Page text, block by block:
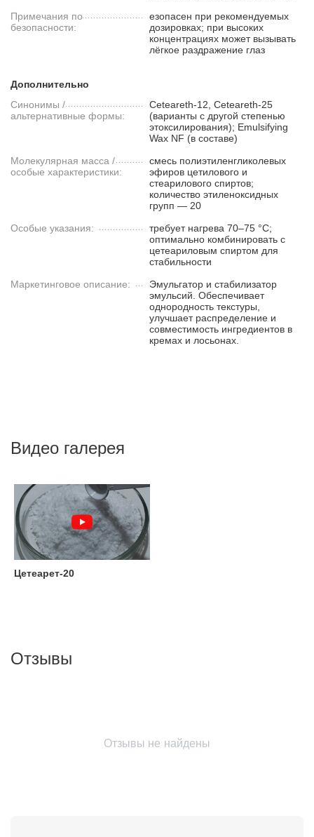
Примечания по
безопасности:
езопасен при рекомендуемых
дозировках; при высоких
концентрациях может вызывать
лёгкое раздражение глаз
Дополнительно
Синонимы /
альтернативные формы:
Ceteareth-12, Ceteareth-25
(варианты с другой степенью
этоксилирования); Emulsifying
Wax NF (в составе)
Молекулярная масса /
особые характеристики:
смесь полиэтиленгликолевых
эфиров цетилового и
стеарилового спиртов;
количество этиленоксидных
групп — 20
Особые указания:
требует нагрева 70–75 °C;
оптимально комбинировать с
цетеариловым спиртом для
стабильности
Маркетинговое описание:
Эмульгатор и стабилизатор
эмульсий. Обеспечивает
однородность текстуры,
улучшает распределение и
совместимость ингредиентов в
кремах и лосьонах.
Видео галерея
Цетеарет-20
Отзывы
Отзывы не найдены